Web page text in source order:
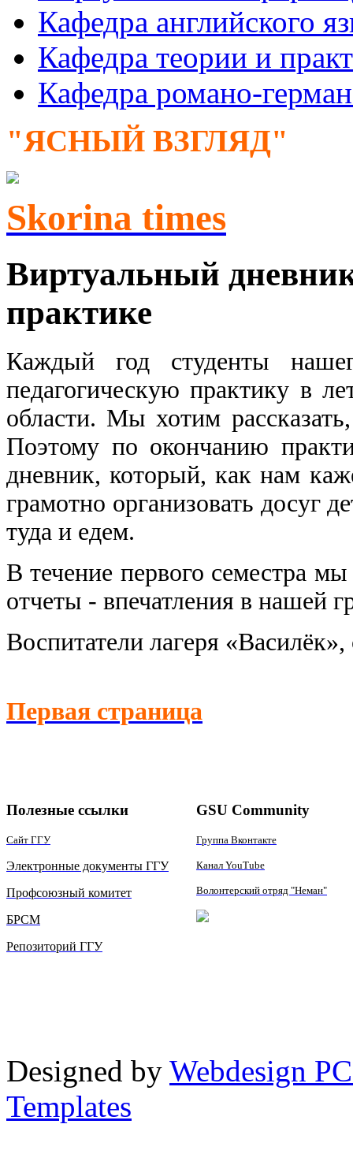
Кафедра английского
Кафедра теории и
Кафедра романо-
"ЯСНЫЙ ВЗГЛЯД"
Skorina times
Виртуальный
практике
Каждый год студенты
педагогическую практику в
области. Мы хотим
Поэтому по окончанию
дневник, который, как нам
грамотно организовать досуг
туда и едем.
В течение первого семестра
отчеты - впечатления в нашей
Воспитатели лагеря
Первая страница
Полезные ссылки
Сайт ГГУ
Электронные документы ГГУ
Профсоюзный комитет
БРСМ
Репозиторий ГГУ
GSU Community
Группа Вконтакте
Канал YouTube
Волонтерский отряд "Неман"
Designed by Webdesign
Templates